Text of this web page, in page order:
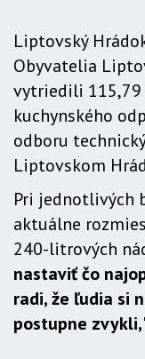
Liptovský
Obyvatelia
vytriedili
kuchynského
odboru
Liptovskom
Pri jednotlivých
aktuálne
240-litrových
nastaviť čo
radi, že ľudia si
postupne zvykli,